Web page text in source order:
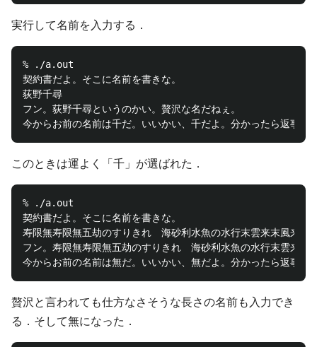
実行して名前を入力する．
% ./a.out
契約書だよ。そこに名前を書きな。
荻野千尋
フン。荻野千尋というのかい。贅沢な名だねぇ。
このときは運よく「千」が選ばれた．
% ./a.out
契約書だよ。そこに名前を書きな。
寿限無寿限無五劫のすりきれ　海砂利水魚の水行末雲来末風来
フン。寿限無寿限無五劫のすりきれ　海砂利水魚の水行末雲来
贅沢と言われても仕方なさそうな長さの名前も入力でき
る．そして無になった．